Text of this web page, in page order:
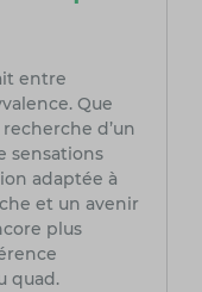
entre
Que
d’un
sensations
adaptée à
et un avenir
plus
quad.